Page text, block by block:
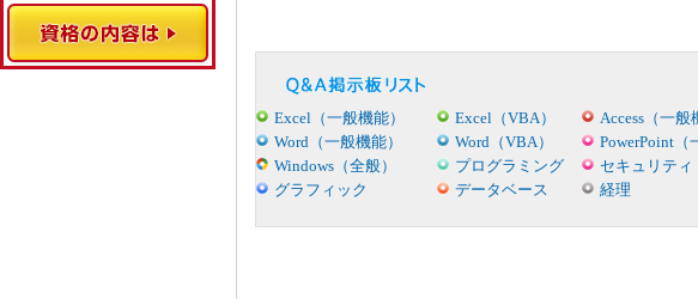
Excel（一般機能） Excel（VBA） Access（一般
Word（一般機能）
Word（VBA） PowerPoint（
Windows（全般）
プログラミング セキュリティ
グラフィック
データベース 経理